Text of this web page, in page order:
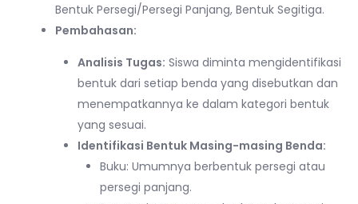
Bentuk Persegi/Persegi Panjang, Bentuk Segitiga.
Pembahasan:
Analisis Tugas: Siswa diminta mengidentifikasi
bentuk dari setiap benda yang disebutkan dan
menempatkannya ke dalam kategori bentuk
yang sesuai.
Identifikasi Bentuk Masing-masing Benda:
Buku: Umumnya berbentuk persegi atau
persegi panjang.